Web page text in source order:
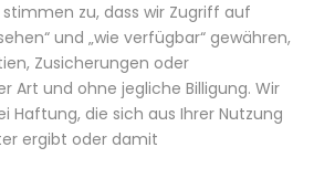
zu, dass wir Zugriff auf
und „wie verfügbar“ gewähren,
Zusicherungen oder
Art und ohne jegliche Billigung. Wir
Haftung, die sich aus Ihrer Nutzung
ergibt oder damit